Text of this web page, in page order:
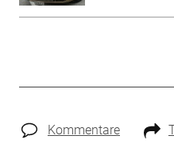
Kommentare